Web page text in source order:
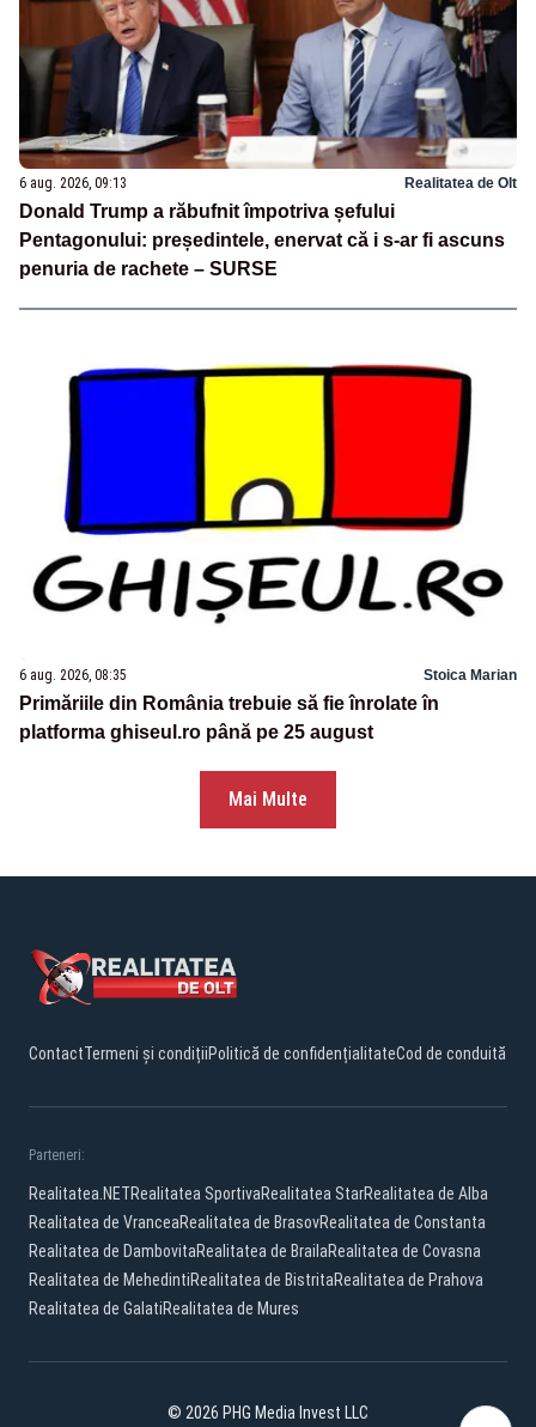
6 aug. 2026, 09:13 Realitatea de Olt
Donald Trump a răbufnit împotriva șefului
Pentagonului: președintele, enervat că i s-ar fi ascuns
penuria de rachete – SURSE
6 aug. 2026, 08:35 Stoica Marian
Primăriile din România trebuie să fie înrolate în
platforma ghiseul.ro până pe 25 august
Mai Multe
ContactTermeni și condițiiPolitică de confidențialitateCod de conduită
Parteneri:
Realitatea.NETRealitatea SportivaRealitatea StarRealitatea de Alba
Realitatea de VranceaRealitatea de BrasovRealitatea de Constanta
Realitatea de DambovitaRealitatea de BrailaRealitatea de Covasna
Realitatea de MehedintiRealitatea de BistritaRealitatea de Prahova
Realitatea de GalatiRealitatea de Mures
© 2026 PHG Media Invest LLC